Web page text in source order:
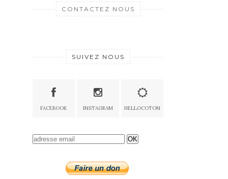
CONTACTEZ NOUS
SUIVEZ NOUS
FACEBOOK INSTAGRAM HELLOCOTON
OK